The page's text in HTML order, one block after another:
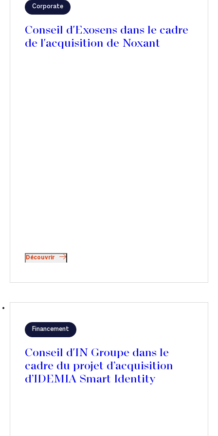
Corporate
Conseil d'Exosens dans le cadre
de l'acquisition de Noxant
Découvrir
Financement
Conseil d'IN Groupe dans le
cadre du projet d’acquisition
d’IDEMIA Smart Identity